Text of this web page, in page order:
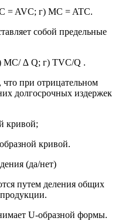
= AVC; г) MC = ATC.
собой предельные
МС/ ∆ Q; г) TVC/Q .
что при отрицательном
долгосрочных издержек
кривой;
кривой.
(да/нет)
путем деления общих
U-образной формы.